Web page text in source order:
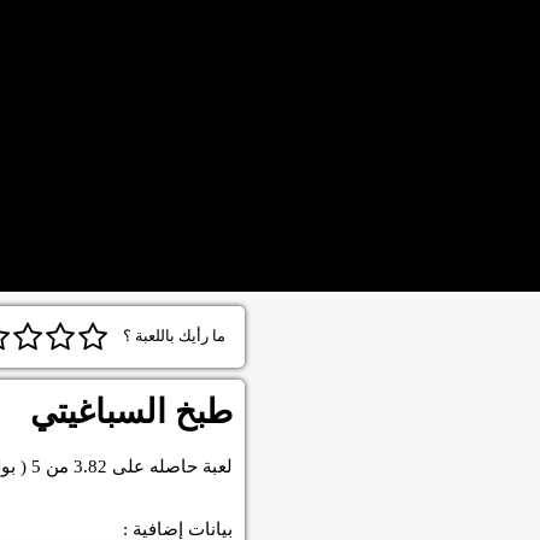
ما رأيك باللعبة ؟
طبخ السباغيتي
لعبة حاصله على 3.82 من 5
(
بيانات إضافية :